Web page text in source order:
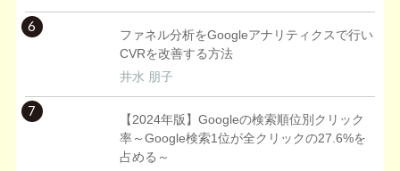
6
ファネル分析をGoogleアナリティクスで行い
CVRを改善する方法
井水 朋子
7
【2024年版】Googleの検索順位別クリック
率～Google検索1位が全クリックの27.6%を
占める～